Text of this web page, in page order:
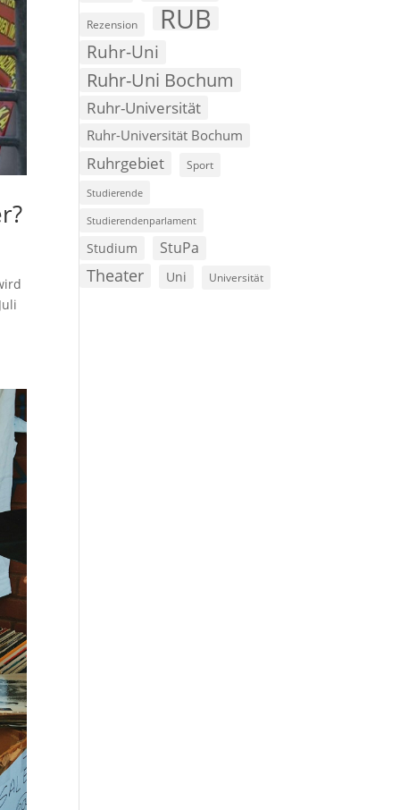
Rezension RUB
Ruhr-Uni
Ruhr-Uni Bochum
Ruhr-Universität
Ruhr-Universität Bochum
Ruhrgebiet Sport
Studierende
Studierendenparlament
Studium StuPa
Theater Uni Universität